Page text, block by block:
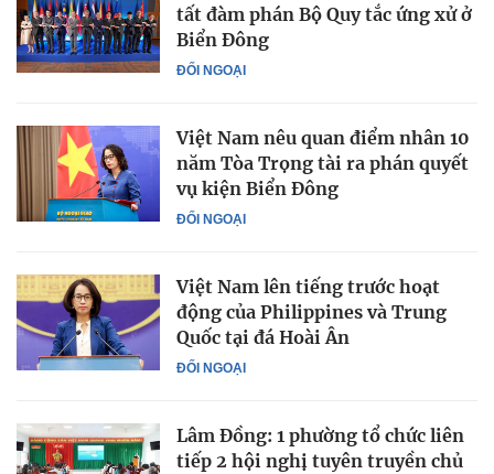
ĐỐI NGOẠI
tất đàm phán Bộ Quy tắc ứng xử ở
Biển Đông
ĐỐI NGOẠI
Việt Nam nêu quan điểm nhân 10
năm Tòa Trọng tài ra phán quyết
vụ kiện Biển Đông
ĐỐI NGOẠI
Việt Nam lên tiếng trước hoạt
động của Philippines và Trung
Quốc tại đá Hoài Ân
Lâm Đồng: 1 phường tổ chức liên
tiếp 2 hội nghị tuyên truyền chủ